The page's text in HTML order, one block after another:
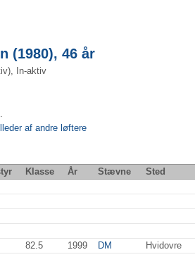
(1980), 46 år
In-aktiv
af andre løftere
Klasse År Stævne
Sted
82.5 1999 DM Hvidovre